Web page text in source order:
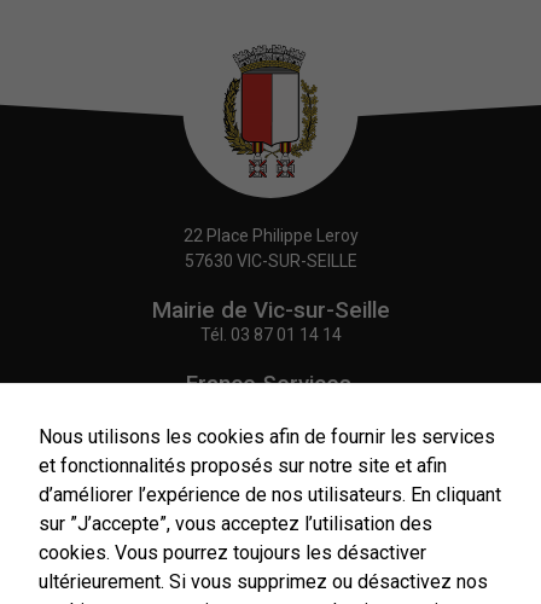
22 Place Philippe Leroy
57630 VIC-SUR-SEILLE
Mairie de Vic-sur-Seille
Tél. 03 87 01 14 14
France Services,
Tél.03 87 86 41 48
NOUS CONTACTER
Nous utilisons les cookies afin de fournir les services
et fonctionnalités proposés sur notre site et afin
d’améliorer l’expérience de nos utilisateurs. En cliquant
sur ”J’accepte”, vous acceptez l’utilisation des
cookies. Vous pourrez toujours les désactiver
ultérieurement. Si vous supprimez ou désactivez nos